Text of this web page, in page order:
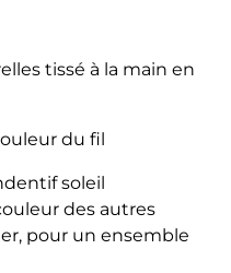
tissé à la main en
du fil
soleil
des autres
pour un ensemble